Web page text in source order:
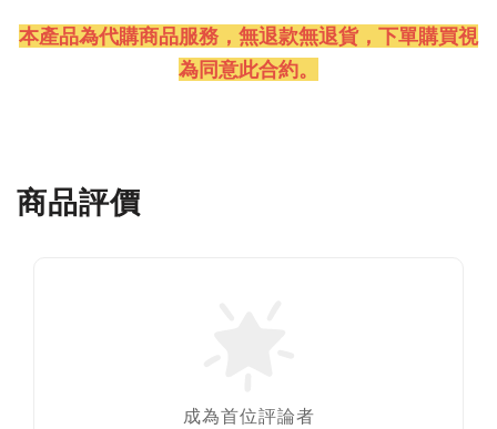
本產品為代購商品服務，無退款無退貨，下單購買視
為同意此合約。
商品評價
成為首位評論者